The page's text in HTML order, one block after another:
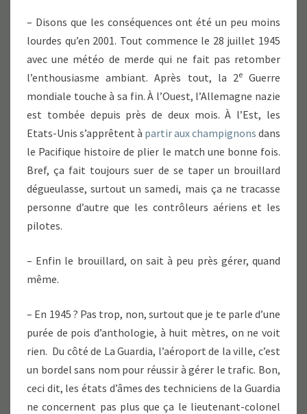
– Disons que les conséquences ont été un peu moins
lourdes qu’en 2001. Tout commence le 28 juillet 1945
avec une météo de merde qui ne fait pas retomber
l’enthousiasme ambiant. Après tout, la 2eGuerre
mondiale touche à sa fin. À l’Ouest, l’Allemagne nazie
est tombée depuis près de deux mois. À l’Est, les
Etats-Unis s’apprêtent à partir aux champignons dans
le Pacifique histoire de plier le match une bonne fois.
Bref, ça fait toujours suer de se taper un brouillard
dégueulasse, surtout un samedi, mais ça ne tracasse
personne d’autre que les contrôleurs aériens et les
pilotes.
– Enfin le brouillard, on sait à peu près gérer, quand
même.
– En 1945 ? Pas trop, non, surtout que je te parle d’une
purée de pois d’anthologie, à huit mètres, on ne voit
rien. Du côté de La Guardia, l’aéroport de la ville, c’est
un bordel sans nom pour réussir à gérer le trafic. Bon,
ceci dit, les états d’âmes des techniciens de la Guardia
ne concernent pas plus que ça le lieutenant-colonel